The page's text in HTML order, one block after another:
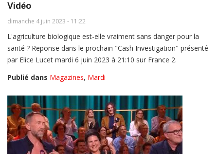
Vidéo
dimanche 4 juin 2023 - 11:22
L'agriculture biologique est-elle vraiment sans danger pour la
santé ? Reponse dans le prochain "Cash Investigation" présenté
par Elice Lucet mardi 6 juin 2023 à 21:10 sur France 2.
Publié dans Magazines, Mardi